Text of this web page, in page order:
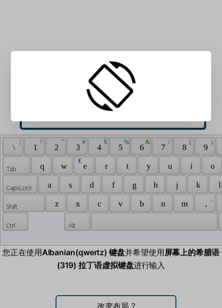
在方框中输入希腊语 (319) 拉丁语字符。
\
|
1
!
2
"
3
#
4
$
5
%
6
&
7
/
8
(
9
)
q w e
€
r t y u i
o
a
s d f g h j k
z
x c v b n m ,
;
您正在使用Albanian(qwertz) 键盘并希望使用屏幕上的希腊语
(319) 拉丁语虚拟键盘进行输入
改变布局 ?